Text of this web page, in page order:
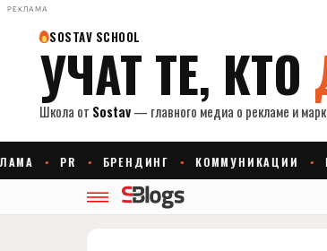
РЕКЛАМА